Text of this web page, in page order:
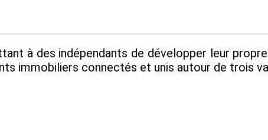
à des indépendants de développer leur propre
immobiliers connectés et unis autour de trois